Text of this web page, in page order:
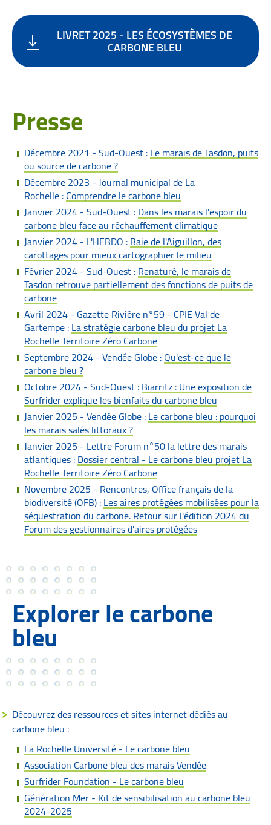
LIVRET 2025 - LES ÉCOSYSTÈMES DE
CARBONE BLEU
Presse
Décembre 2021 - Sud-Ouest :Le marais de Tasdon, puits
ou source de carbone ?
Décembre 2023 - Journal municipal de La
Rochelle :Comprendre le carbone bleu
Janvier 2024 - Sud-Ouest :Dans les marais l'espoir du
carbone bleu face au réchauffement climatique
Janvier 2024 - L'HEBDO :Baie de l'Aiguillon, des
carottages pour mieux cartographier le milieu
Février 2024 - Sud-Ouest :Renaturé, le marais de
Tasdon retrouve partiellement des fonctions de puits de
carbone
Avril 2024 - Gazette Rivière n°59 - CPIE Val de
Gartempe :La stratégie carbone bleu du projet La
Rochelle Territoire Zéro Carbone
Septembre 2024 - Vendée Globe :Qu'est-ce que le
carbone bleu ?
Octobre 2024 - Sud-Ouest :Biarritz : Une exposition de
Surfrider explique les bienfaits du carbone bleu
Janvier 2025 - Vendée Globe :Le carbone bleu : pourquoi
les marais salés littoraux ?
Janvier 2025 - Lettre Forum n°50 la lettre des marais
atlantiques :Dossier central - Le carbone bleu projet La
Rochelle Territoire Zéro Carbone
Novembre 2025 - Rencontres, Office français de la
biodiversité (OFB) :Les aires protégées mobilisées pour la
séquestration du carbone. Retour sur l'édition 2024 du
Forum des gestionnaires d'aires protégées
Explorer le carbone
bleu
Découvrez des ressources et sites internet dédiés au
carbone bleu :
La Rochelle Université - Le carbone bleu
Association Carbone bleu des marais Vendée
Surfrider Foundation - Le carbone bleu
Génération Mer - Kit de sensibilisation au carbone bleu
2024-2025